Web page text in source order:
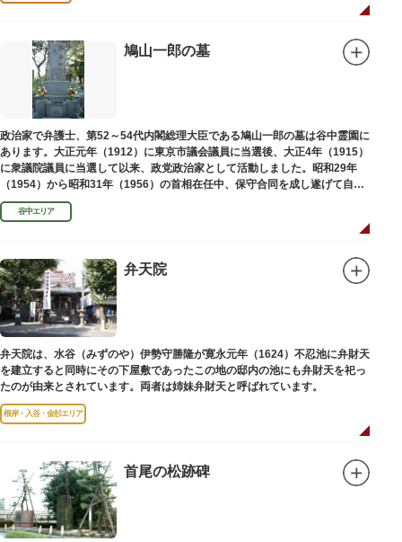
鳩山一郎の墓
政治家で弁護士、第52～54代内閣総理大臣である鳩山一郎の墓は谷中霊園に
あります。大正元年（1912）に東京市議会議員に当選後、大正4年（1915）
に衆議院議員に当選して以来、政党政治家として活動しました。昭和29年
（1954）から昭和31年（1956）の首相在任中、保守合同を成し遂げて自由
民主党の初代総裁となり、日本とソビエト連邦の国交回復を実現しました。
谷中エリア
弁天院
弁天院は、水谷（みずのや）伊勢守勝隆が寛永元年（1624）不忍池に弁財天
を建立すると同時にその下屋敷であったこの地の邸内の池にも弁財天を祀っ
たのが由来とされています。両者は姉妹弁財天と呼ばれています。
根岸・入谷・金杉エリア
首尾の松跡碑